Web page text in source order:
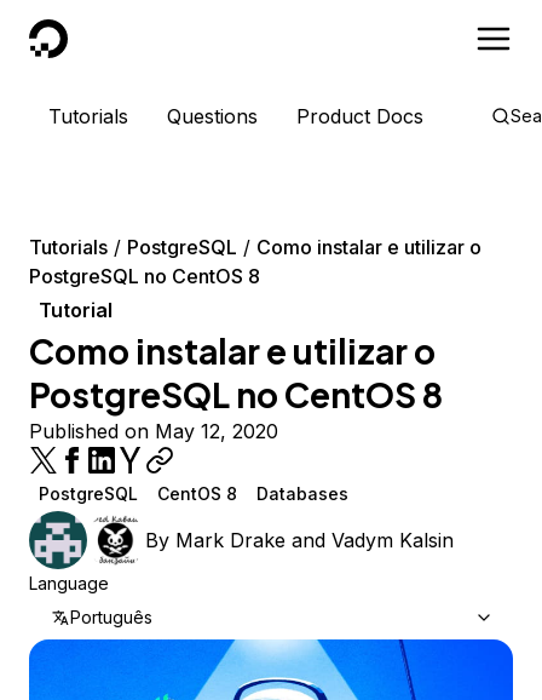
DigitalOcean
Tutorials Questions Product Docs
Tutorials PostgreSQL
Como instalar e utilizar o
PostgreSQL no CentOS 8
Tutorial
Como instalar e utilizar o
PostgreSQL no CentOS 8
Published on May 12, 2020
PostgreSQL CentOS 8 Databases
By Mark Drake and Vadym Kalsin
Language
Português